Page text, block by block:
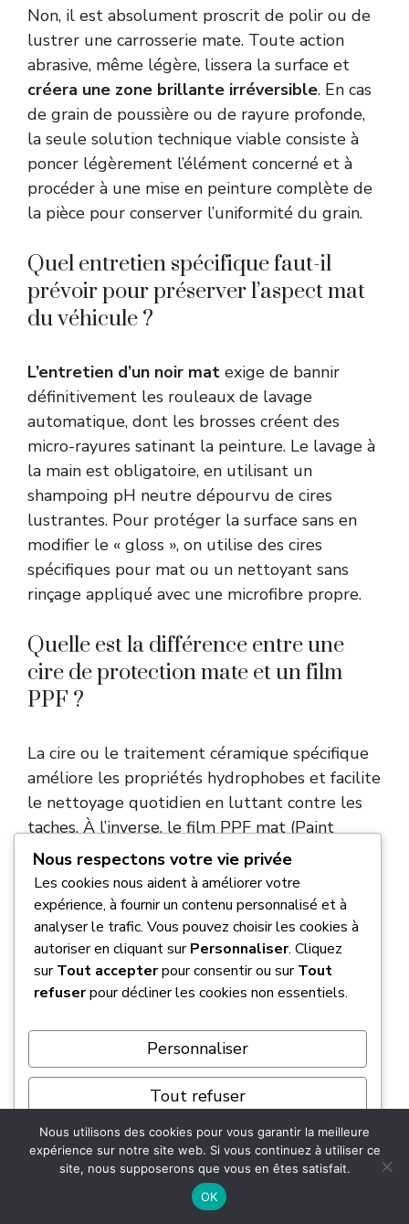
Non, il est absolument proscrit de polir ou de
lustrer une carrosserie mate. Toute action
abrasive, même légère, lissera la surface et
créera une zone brillante irréversible. En cas
de grain de poussière ou de rayure profonde,
la seule solution technique viable consiste à
poncer légèrement l’élément concerné et à
procéder à une mise en peinture complète de
la pièce pour conserver l’uniformité du grain.
Quel entretien spécifique faut-il
prévoir pour préserver l’aspect mat
du véhicule ?
L’entretien d’un noir mat exige de bannir
définitivement les rouleaux de lavage
automatique, dont les brosses créent des
micro-rayures satinant la peinture. Le lavage à
la main est obligatoire, en utilisant un
shampoing pH neutre dépourvu de cires
lustrantes. Pour protéger la surface sans en
modifier le « gloss », on utilise des cires
spécifiques pour mat ou un nettoyant sans
rinçage appliqué avec une microfibre propre.
Quelle est la différence entre une
cire de protection mate et un film
PPF ?
La cire ou le traitement céramique spécifique
améliore les propriétés hydrophobes et facilite
le nettoyage quotidien en luttant contre les
taches. À l’inverse, le film PPF mat (Paint
Protection Film) constitue une véritable
armure physique. Plus onéreux, il offre une
protection réelle contre les impacts de
gravillons et possède des propriétés auto-
cicatrisantes face aux micro-rayures, ce qu’un
produit liquide ne peut garantir.
Est-il possible de peindre une voiture
en noir mat métallisé en direct ?
L’application d’une teinte métallisée ou nacrée
en finition mat direct estfortement
déconseillée pour un débutant. Ces pigments
sont complexes à stabiliser sans vernis et
présentent un risque élevé de marbrures ou
Nous respectons votre vie privée
Les cookies nous aident à améliorer votre
expérience, à fournir un contenu personnalisé et à
analyser le trafic. Vous pouvez choisir les cookies à
autoriser en cliquant surPersonnaliser. Cliquez
surTout accepterpour consentir ou surTout
refuserpour décliner les cookies non essentiels.
Personnaliser
Tout refuser
Tout accepter
Nous utilisons des cookies pour vous garantir la meilleure
expérience sur notre site web. Si vous continuez à utiliser ce
site, nous supposerons que vous en êtes satisfait.
OK